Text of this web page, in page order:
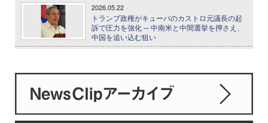
2026.05.22
トランプ政権がキューバのカストロ元議長の起
訴で圧力を強化 ─ 中南米と中間選挙を押さえ、
中国を追い込む狙い